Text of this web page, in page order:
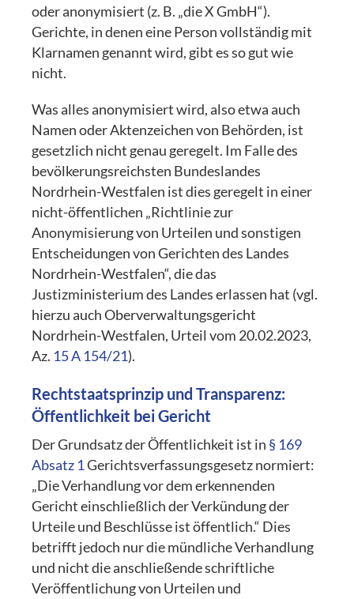
oder anonymisiert (z. B. „die X GmbH“).
Gerichte, in denen eine Person vollständig mit
Klarnamen genannt wird, gibt es so gut wie
nicht.
Was alles anonymisiert wird, also etwa auch
Namen oder Aktenzeichen von Behörden, ist
gesetzlich nicht genau geregelt. Im Falle des
bevölkerungsreichsten Bundeslandes
Nordrhein-Westfalen ist dies geregelt in einer
nicht-öffentlichen „Richtlinie zur
Anonymisierung von Urteilen und sonstigen
Entscheidungen von Gerichten des Landes
Nordrhein-Westfalen“, die das
Justizministerium des Landes erlassen hat (vgl.
hierzu auch Oberverwaltungsgericht
Nordrhein-Westfalen, Urteil vom 20.02.2023,
Az. 15 A 154/21).
Rechtstaatsprinzip und Transparenz:
Öffentlichkeit bei Gericht
Der Grundsatz der Öffentlichkeit ist in § 169
Absatz 1Gerichtsverfassungsgesetz normiert:
„Die Verhandlung vor dem erkennenden
Gericht einschließlich der Verkündung der
Urteile und Beschlüsse ist öffentlich.“ Dies
betrifft jedoch nur die mündliche Verhandlung
und nicht die anschließende schriftliche
Veröffentlichung von Urteilen und